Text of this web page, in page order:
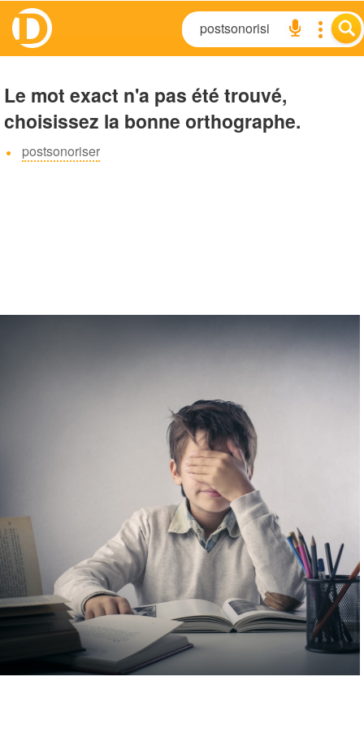
Le mot exact n'a pas été trouvé,
choisissez la bonne orthographe.
postsonoriser